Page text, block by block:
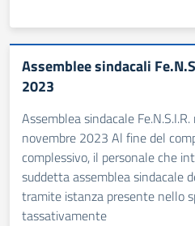
Assemblee sindacali
2023
Assemblea sindacale
novembre 2023 Al fine del
complessivo, il personale che
suddetta assemblea sindacale
tramite istanza presente nello
tassativamente